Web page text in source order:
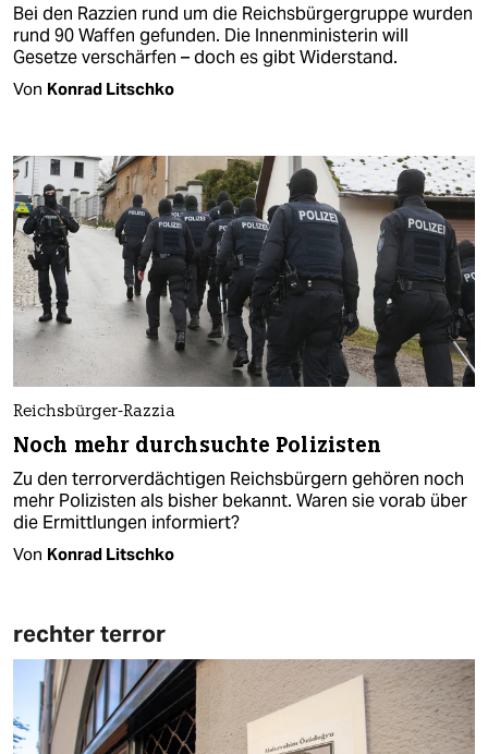
Bei den Razzien rund um die Reichsbürgergruppe wurden
rund 90 Waffen gefunden. Die Innenministerin will
Gesetze verschärfen – doch es gibt Widerstand.
Von Konrad Litschko
Reichsbürger-Razzia
Noch mehr durchsuchte Polizisten
Zu den terrorverdächtigen Reichsbürgern gehören noch
mehr Polizisten als bisher bekannt. Waren sie vorab über
die Ermittlungen informiert?
Von Konrad Litschko
rechter terror